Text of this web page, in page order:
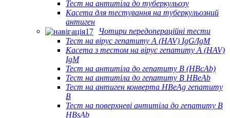
Тест на антитіла до туберкульозу
Касета для тестування на туберкульозний
антиген
Чотири передопераційні тести
Тест на вірус гепатиту А (HAV) IgG/IgM
Касета з тестом на вірус гепатиту А (HAV)
IgM
Тест на антитіла до гепатиту B (HBcAb)
Тест на антитіла до гепатиту B HBeAb
Тест на антиген конверта HBeAg гепатиту
B
Тест на поверхневі антитіла до гепатиту B
HBsAb